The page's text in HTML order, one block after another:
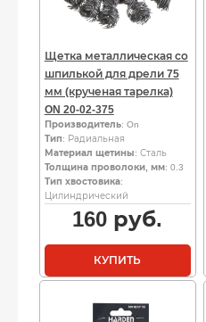
Щетка металлическая со
шпилькой для дрели 75
мм (крученая тарелка)
ON 20-02-375
Производитель: On
Тип: Радиальная
Материал щетины: Сталь
Толщина проволоки, мм: 0.3
Тип хвостовика:
Цилиндрический
160 руб.
КУПИТЬ